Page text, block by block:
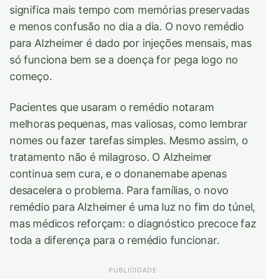
significa mais tempo com memórias preservadas
e menos confusão no dia a dia. O novo remédio
para Alzheimer é dado por injeções mensais, mas
só funciona bem se a doença for pega logo no
começo.
Pacientes que usaram o remédio notaram
melhoras pequenas, mas valiosas, como lembrar
nomes ou fazer tarefas simples. Mesmo assim, o
tratamento não é milagroso. O Alzheimer
continua sem cura, e o donanemabe apenas
desacelera o problema. Para famílias, o novo
remédio para Alzheimer é uma luz no fim do túnel,
mas médicos reforçam: o diagnóstico precoce faz
toda a diferença para o remédio funcionar.
PUBLICIDADE